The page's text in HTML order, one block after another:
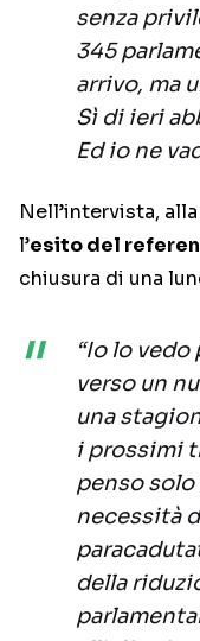
senza
345
arrivo, ma
Sì di ieri
Ed io ne
Nell’intervista,
l’esito del
chiusura di una
“Io lo
verso un
una
i prossimi
penso solo
necessità
della